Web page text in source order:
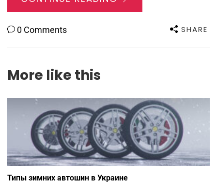
0 Comments SHARE
More like this
Типы зимних автошин в Украине